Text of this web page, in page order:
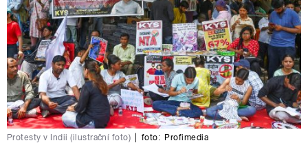
Protesty v Indii (ilustrační foto) foto: Profimedia